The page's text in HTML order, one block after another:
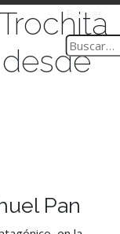
Buscar
Pan